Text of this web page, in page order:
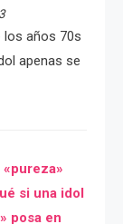
años 70s
apenas se
si una idol
posa en